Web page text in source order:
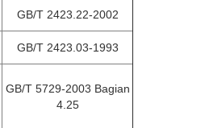
GB/T 2423.22-2002
GB/T 2423.03-1993
GB/T 5729-2003 Bagian
4.25